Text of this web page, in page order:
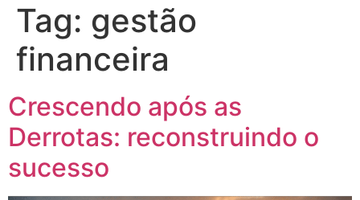
Tag: gestão
financeira
Crescendo após as
Derrotas: reconstruindo o
sucesso